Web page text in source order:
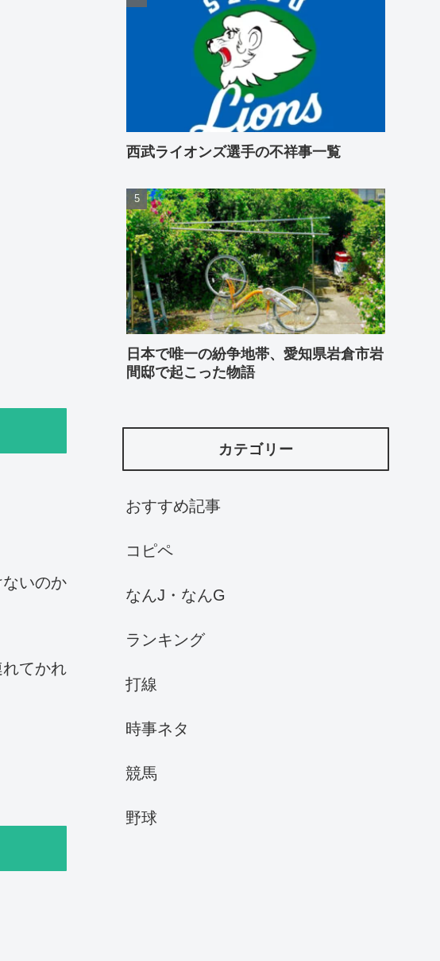
いのか
てかれ
西武ライオンズ選手の不祥事一覧
日本で唯一の紛争地帯、愛知県岩倉市岩
間邸で起こった物語
カテゴリー
おすすめ記事
コピペ
なんJ・なんG
ランキング
打線
時事ネタ
競馬
野球